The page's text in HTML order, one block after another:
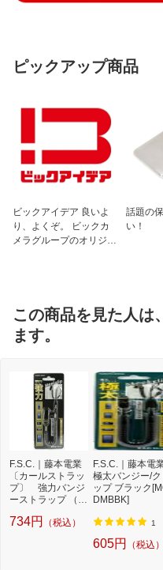
ピックアップ商品
ビックアイデア 良いよ
り、よくぞ。 ビックカ
メラグループのオリジナ
話題の
い！
この商品を見た人は
ます。
F.S.C.｜藤本電業
〔カールストラッ
プ〕 強力バンジ
ーストラップ （ク
ク） MODM-W-
734円 （税込）
F.S.C.｜藤本電
極太バンジー/ク
ップ ブラック
DMBBK]
1
605円 （税込）